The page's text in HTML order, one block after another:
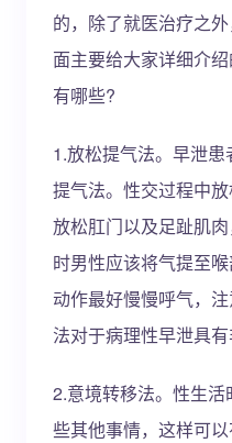
的，除了就医治疗之
面主要给大家详细介
有哪些?
1.放松提气法。早泄
提气法。性交过程中
放松肛门以及足趾肌
时男性应该将气提至
动作最好慢慢呼气，
法对于病理性早泄具有
2.意境转移法。性生
些其他事情，这样可以